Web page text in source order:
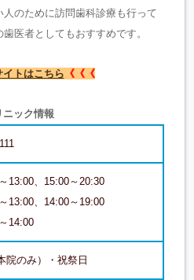
のために訪問歯科診療も行って
医者としてもおすすめです。
イトはこちら 《《《
ック情報
13:00、15:00～20:30
13:00、14:00～19:00
14:00
院のみ）・祝祭日